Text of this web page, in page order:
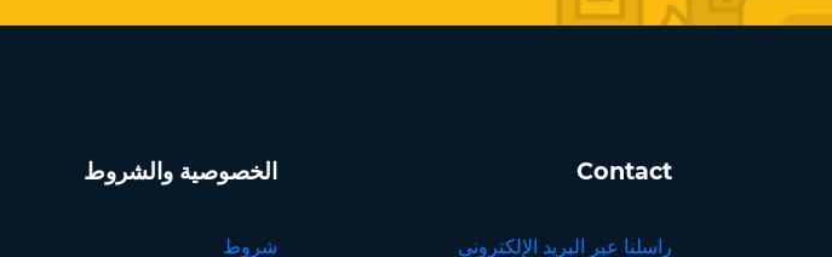
الخصوصية والشروط
شروط
Contact
راسلنا عبر البريد الإلكتروني